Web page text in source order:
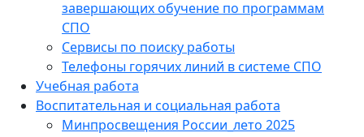
завершающих обучение по программам
СПО
Сервисы по поиску работы
Телефоны горячих линий в системе СПО
Учебная работа
Воспитательная и социальная работа
Минпросвещения России_лето 2025